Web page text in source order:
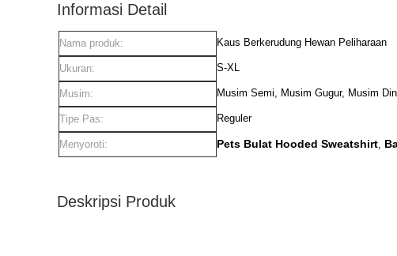
Informasi Detail
Nama produk: Kaus Berkerudung Hewan Peliharaan
Ukuran: S-XL
Musim: Musim Semi, Musim Gugur, Musim
Tipe Pas: Reguler
Menyoroti: Pets Bulat Hooded Sweatshirt,
Deskripsi Produk